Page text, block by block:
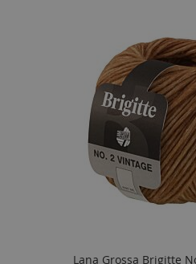
Lana Grossa Brigitte